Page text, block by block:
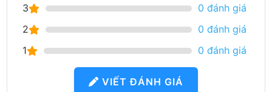
3
0 đánh giá
2
0 đánh giá
1
0 đánh giá
VIẾT ĐÁNH GIÁ